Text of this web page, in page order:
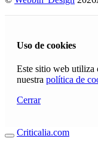
Uso de cookies
Este sitio web utiliza
nuestra política de
Cerrar
Criticalia.com